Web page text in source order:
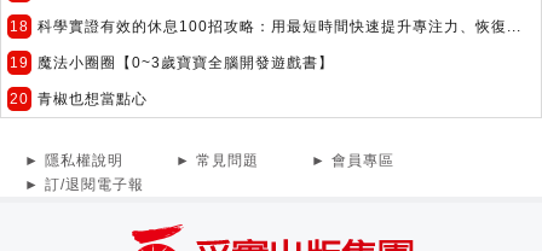
18 科學實證有效的休息100招攻略：用最短時間快速提升專注力、恢復...
19 魔法小圈圈【0~3歲寶寶全腦開發遊戲書】
20 青椒也想當點心
► 隱私權說明 ► 常見問題
► 會員專區
► 訂/退閱電子報